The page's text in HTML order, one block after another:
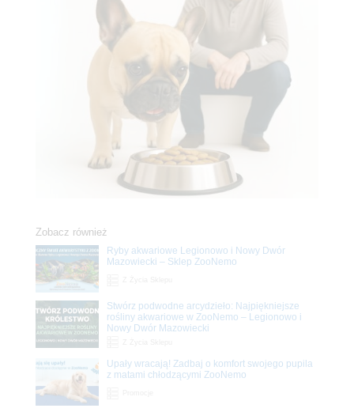
Zobacz również
Ryby akwariowe Legionowo i Nowy Dwór
Mazowiecki – Sklep ZooNemo
Stwórz podwodne arcydzieło: Najpiękniejsze
rośliny akwariowe w ZooNemo – Legionowo i
Nowy Dwór Mazowiecki
Upały wracają! Zadbaj o komfort swojego pupila
z matami chłodzącymi ZooNemo